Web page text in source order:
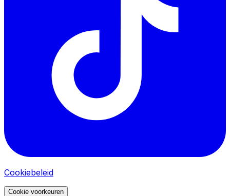
Cookiebeleid
Cookie voorkeuren